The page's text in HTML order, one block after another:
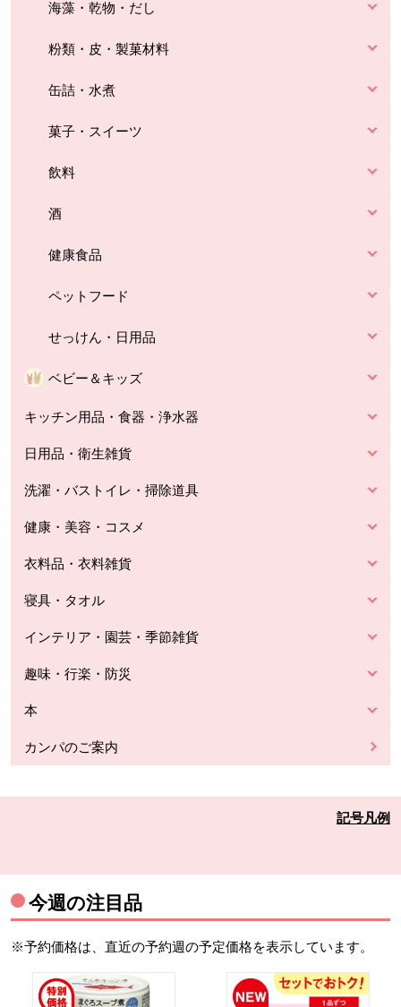
海藻・乾物・だし
粉類・皮・製菓材料
缶詰・水煮
菓子・スイーツ
飲料
酒
健康食品
ペットフード
せっけん・日用品
ベビー＆キッズ
キッチン用品・食器・浄水器
日用品・衛生雑貨
洗濯・バストイレ・掃除道具
健康・美容・コスメ
衣料品・衣料雑貨
寝具・タオル
インテリア・園芸・季節雑貨
趣味・行楽・防災
本
カンパのご案内
記号凡例
今週の注目品
※予約価格は、直近の予約週の予定価格を表示しています。